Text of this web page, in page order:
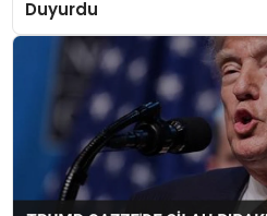
Duyurdu